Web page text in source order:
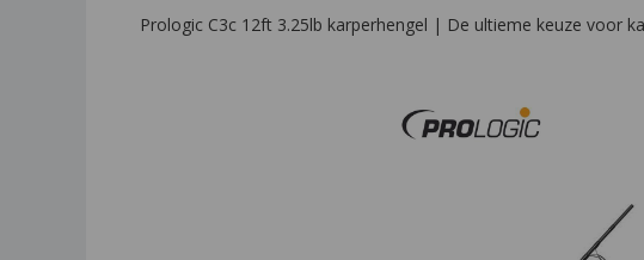
Prologic C3c 12ft 3.25lb karperhengel | De ultieme keuze voor